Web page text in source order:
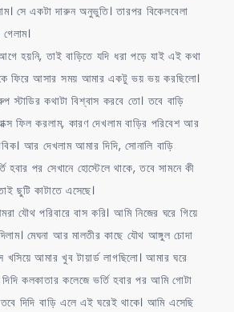
সে একটা দারুন অনুভুতি। তারপর বিকেলবেলা
হয়নি, তাই বাড়িতে যদি ধরা পড়ে যাই এই কথা
ফিরে আসার সময় আমার একটু ভয় ভয় করছিলো।
স্টাডির কথাটা বিশ্বাস করবে তো। তবে বাড়ি
ফিল করলাম, কারণ দেখলাম বাড়ির পরিবেশ আর
আর দেখলাম আমার দিদি, সোনালি বাড়ি
হবার পর সেখানে হোস্টেলে থাকে, তবে সামনে কী
ছুটি কাটাতে এসেছে।
যৌথ পরিবারে বাস করি। আমি নিজের ঘরে গিয়ে
মেঘনা আর মালতীর কাছে যৌথ আঙ্গুল চোদা
আমার খুব টায়ার্ড লাগছিলো। আমার ঘরে
কলকাতার কলেজে ভর্তি হবার পর আমি গোটা
দিদি বাড়ি এলে এই ঘরেই থাকে। আমি এসেছি